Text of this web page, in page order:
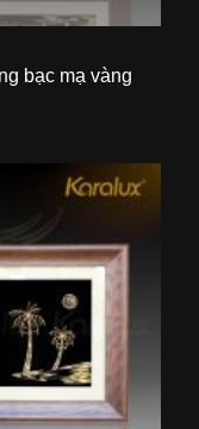
bạc mạ vàng